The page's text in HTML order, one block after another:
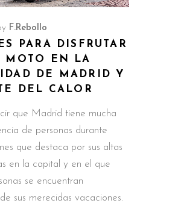
F.Rebollo
PARA DISFRUTAR
MOTO EN LA
DE MADRID Y
DEL CALOR
que Madrid tiene mucha
de personas durante
que destaca por sus altas
en la capital y en el que
se encuentran
sus merecidas vacaciones.